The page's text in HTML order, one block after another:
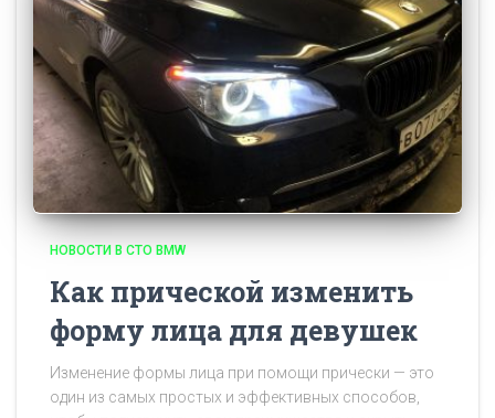
НОВОСТИ В СТО BMW
Как прической изменить
форму лица для девушек
Изменение формы лица при помощи прически — это
один из самых простых и эффективных способов,